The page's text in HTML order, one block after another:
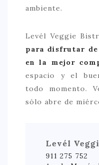
ambiente.
Levél Veggie
para disfrutar
en la mejor
espacio y el
todo momento.
sólo abre de
Levél
911 275 752